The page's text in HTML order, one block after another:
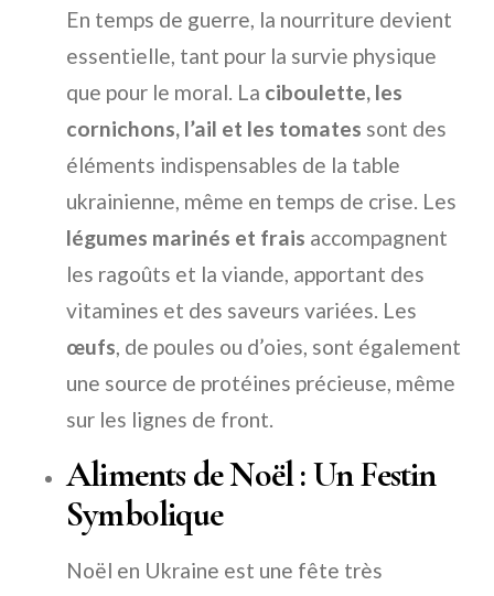
En temps de guerre, la nourriture devient
essentielle, tant pour la survie physique
que pour le moral. La ciboulette, les
cornichons, l’ail et les tomates sont des
éléments indispensables de la table
ukrainienne, même en temps de crise. Les
légumes marinés et frais accompagnent
les ragoûts et la viande, apportant des
vitamines et des saveurs variées. Les
œufs, de poules ou d’oies, sont également
une source de protéines précieuse, même
sur les lignes de front.
Aliments de Noël : Un Festin
Symbolique
Noël en Ukraine est une fête très